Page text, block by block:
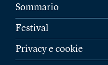
Sommario
Festival
Privacy e cookie